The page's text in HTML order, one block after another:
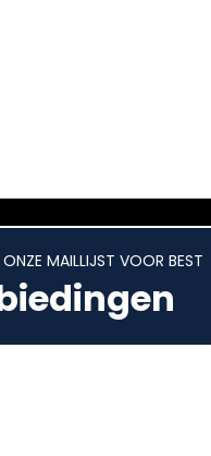
MAILLIJST VOOR BEST